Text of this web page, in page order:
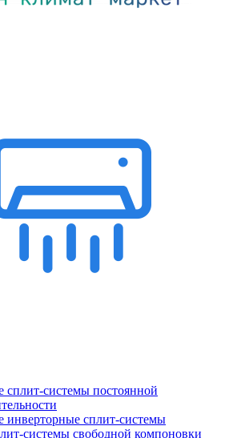
сплит-системы постоянной
инверторные сплит-системы
системы свободной компоновки